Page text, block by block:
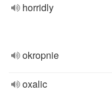
horridly
okropnie
oxalic